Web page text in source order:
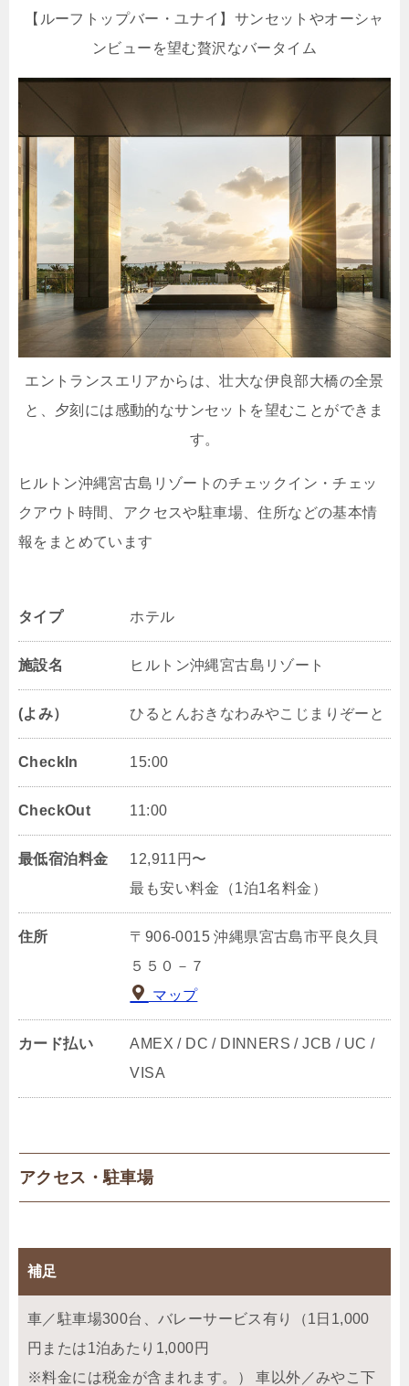
【ルーフトップバー・ユナイ】サンセットやオーシャ
ンビューを望む贅沢なバータイム
エントランスエリアからは、壮大な伊良部大橋の全景
と、夕刻には感動的なサンセットを望むことができま
す。
ヒルトン沖縄宮古島リゾートのチェックイン・チェッ
クアウト時間、アクセスや駐車場、住所などの基本情
報をまとめています
タイプ ホテル
施設名 ヒルトン沖縄宮古島リゾート
(よみ） ひるとんおきなわみやこじまりぞーと
CheckIn 15:00
CheckOut 11:00
最低宿泊料金
12,911円〜
最も安い料金（1泊1名料金）
住所
〒906-0015 沖縄県宮古島市平良久貝
５５０－７
マップ
カード払い
AMEX / DC / DINNERS / JCB / UC /
VISA
アクセス・駐車場
補足
車／駐車場300台、バレーサービス有り（1日1,000
円または1泊あたり1,000円
※料金には税金が含まれます。） 車以外／みやこ下